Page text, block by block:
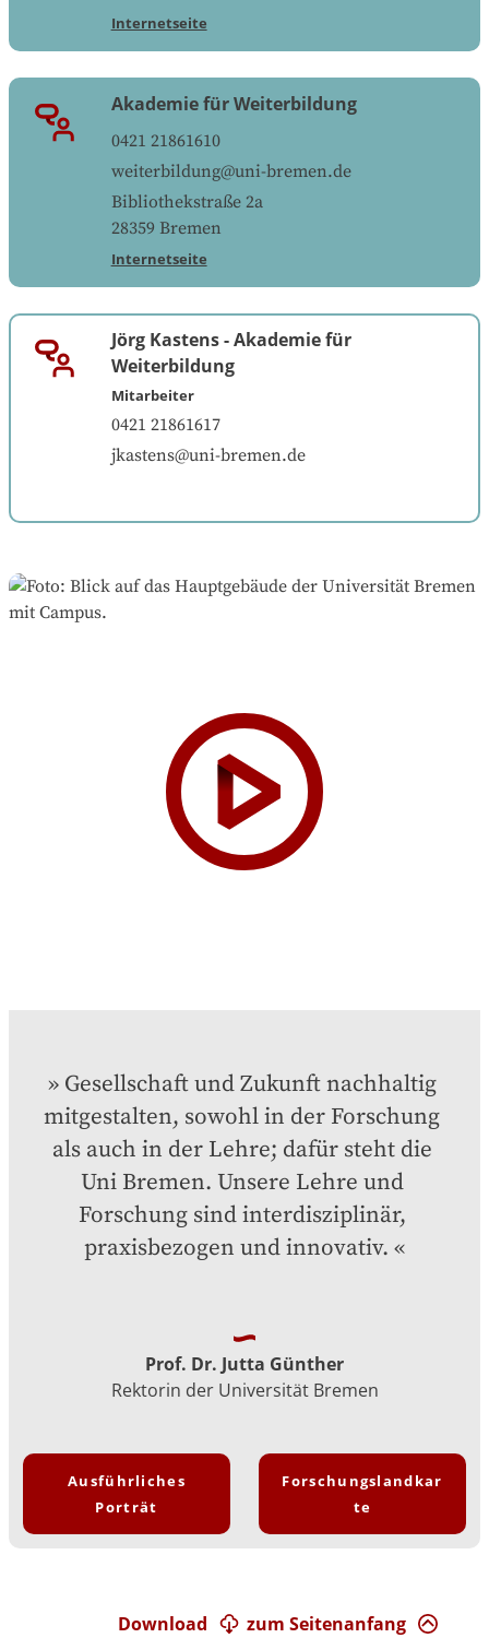
Internetseite
Akademie für Weiterbildung
0421 21861610
weiterbildung@uni-bremen.de
Bibliothekstraße 2a
28359 Bremen
Internetseite
Jörg Kastens -Akademie für
Weiterbildung
Mitarbeiter
0421 21861617
jkastens@uni-bremen.de
Gesellschaft und Zukunft nachhaltig
mitgestalten, sowohl in der Forschung
als auch in der Lehre; dafür steht die
Uni Bremen. Unsere Lehre und
Forschung sind interdisziplinär,
praxisbezogen und innovativ.
Prof. Dr. Jutta Günther
Rektorin der Universität Bremen
Ausführliches
Porträt
Forschungslandkar
te
zum Seitenanfang
Download